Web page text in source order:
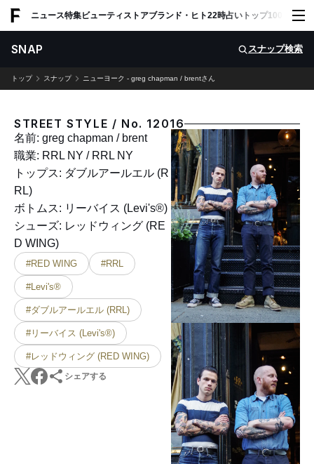
ニュース特集ビューティ ストアブランド・ヒト22時占い トップ100 スナッ
SNAP スナップ検索
トップ スナップ ニューヨーク - greg chapman / brentさん
STREET STYLE / No. 12016
名前: greg chapman / brent
職業: RRL NY / RRL NY
トップス: ダブルアールエル (R
RL)
ボトムス: リーバイス (Levi's®)
シューズ: レッドウィング (RE
D WING)
#RED WING #RRL
#Levi's®
#ダブルアールエル (RRL)
#リーバイス (Levi's®)
#レッドウィング (RED WING)
シェアする